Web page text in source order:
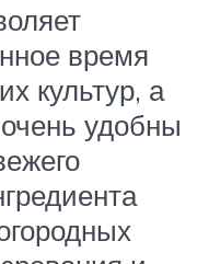
время
культур, а
удобны